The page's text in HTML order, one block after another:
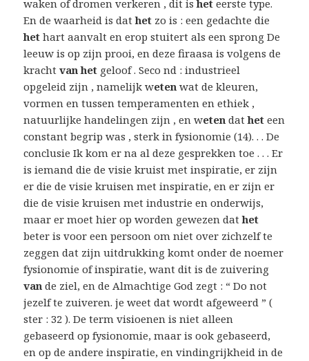
waken of dromen verkeren , dit ishet eerste type.
En de waarheid is dathet zo is : een gedachte die
het hart aanvalt en erop stuitert als een sprong De
leeuw is op zijn prooi, en deze firaasa is volgens de
krachtvan het geloof . Seco nd : industrieel
opgeleid zijn , namelijk weten wat de kleuren,
vormen en tussen temperamenten en ethiek ,
natuurlijke handelingen zijn , en weten dathet een
constant begrip was , sterk in fysionomie (14). . . De
conclusie Ik kom er na al deze gesprekken toe . . . Er
is iemand die de visie kruist met inspiratie, er zijn
er die de visie kruisen met inspiratie, en er zijn er
die de visie kruisen met industrie en onderwijs,
maar er moet hier op worden gewezen dathet
beter is voor een persoon om niet over zichzelf te
zeggen dat zijn uitdrukking komt onder de noemer
fysionomie of inspiratie, want dit is de zuivering
van de ziel, en de Almachtige God zegt : “ Do not
jezelf te zuiveren. je weet dat wordt afgeweerd ” (
ster : 32 ). De term visioenen is niet alleen
gebaseerd op fysionomie, maar is ook gebaseerd,
en op de andere inspiratie, en vindingrijkheid in de